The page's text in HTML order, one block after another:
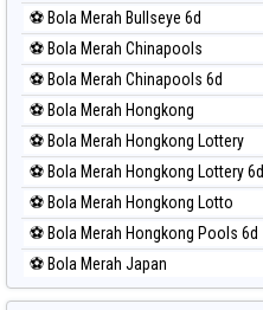
Paito Harian Sydney Pools 6d
Paito Harian Taipei
Paito Harian Taiwan
⚽ Bola Merah Bullseye 6d
⚽ Bola Merah Chinapools
⚽ Bola Merah Chinapools 6d
⚽ Bola Merah Hongkong
⚽ Bola Merah Hongkong Lottery
⚽ Bola Merah Hongkong Lottery 6d
⚽ Bola Merah Hongkong Lotto
⚽ Bola Merah Hongkong Pools 6d
⚽ Bola Merah Japan
⚽ Bola Merah Japan 6d